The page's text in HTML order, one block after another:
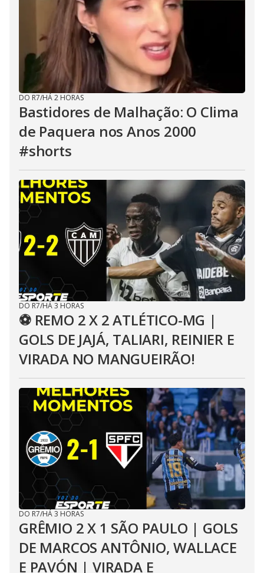
DO R7/HÁ 2 HORAS
Bastidores de Malhação: O Clima
de Paquera nos Anos 2000
#shorts
DO R7/HÁ 3 HORAS
⚽ REMO 2 X 2 ATLÉTICO-MG |
GOLS DE JAJÁ, TALIARI, REINIER E
VIRADA NO MANGUEIRÃO!
DO R7/HÁ 3 HORAS
GRÊMIO 2 X 1 SÃO PAULO | GOLS
DE MARCOS ANTÔNIO, WALLACE
E PAVÓN | VIRADA E